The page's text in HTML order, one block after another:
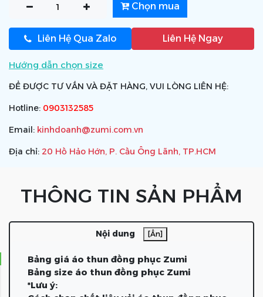
Chọn mua
Liên Hệ Qua Zalo Liên Hệ Ngay
Hướng dẫn chọn size
ĐỂ ĐƯỢC TƯ VẤN VÀ ĐẶT HÀNG, VUI LÒNG LIÊN HỆ:
Hotline: 0903132585
Email: kinhdoanh@zumi.com.vn
Địa chỉ: 20 Hồ Hảo Hớn, P. Cầu Ông Lãnh, TP.HCM
THÔNG TIN SẢN PHẨM
Nội dung [Ẩn]
Bảng giá áo thun đồng phục Zumi
Bảng size áo thun đồng phục Zumi
*Lưu ý: